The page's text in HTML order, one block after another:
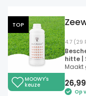
TOP
MOOWY's
keuze
4.7 (29
hitte |
Maakt
26,99
Op